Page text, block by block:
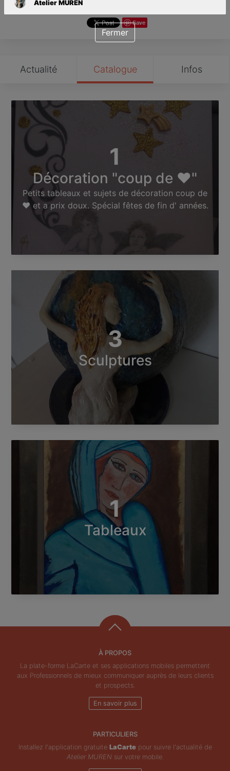
Save
Actualité Catalogue Infos
1
Décoration "coup de ❤"
Petits tableaux et sujets de décoration coup de
❤ et a prix doux. Spécial fêtes de fin d' années.
3
Sculptures
1
Tableaux
À PROPOS
La plate-forme LaCarte et ses applications mobiles permettent
aux Professionnels de mieux communiquer auprès de leurs clients
et prospects.
En savoir plus
PARTICULIERS
Installez l'application gratuite LaCartepour suivre l'actualité de
Atelier MURENsur votre mobile.
Atelier MUREN
Fermer